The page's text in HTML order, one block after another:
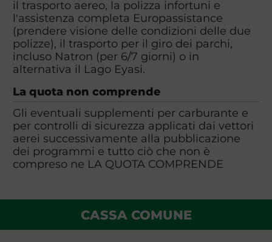
il trasporto aereo, la polizza infortuni e
l'assistenza completa Europassistance
(prendere visione delle condizioni delle due
polizze), il trasporto per il giro dei parchi,
incluso Natron (per 6/7 giorni) o in
alternativa il Lago Eyasi.
La quota non comprende
Gli eventuali supplementi per carburante e
per controlli di sicurezza applicati dai vettori
aerei successivamente alla pubblicazione
dei programmi e tutto ciò che non è
compreso ne LA QUOTA COMPRENDE
CASSA COMUNE